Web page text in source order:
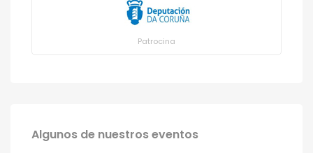
Patrocina
Algunos de nuestros eventos